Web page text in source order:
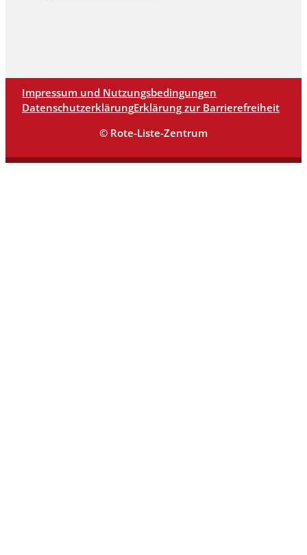
Impressum und Nutzungsbedingungen
DatenschutzerklärungErklärung zur Barrierefreiheit
© Rote-Liste-Zentrum